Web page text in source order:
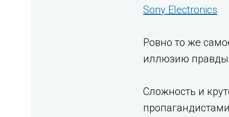
Sony Electronics
Ровно то же
иллюзию
Сложность и